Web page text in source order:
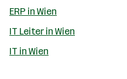
ERP in Wien
IT Leiter in Wien
IT in Wien